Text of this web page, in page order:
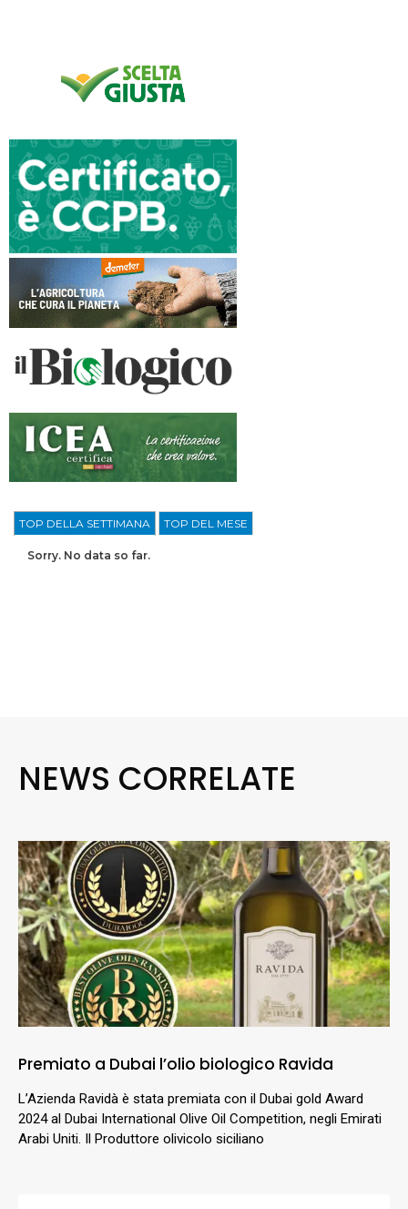
TOP DELLA SETTIMANA TOP DEL MESE
Sorry. No data so far.
NEWS CORRELATE
Premiato a Dubai l’olio biologico Ravida
L’Azienda Ravidà è stata premiata con il Dubai gold Award
2024 al Dubai International Olive Oil Competition, negli Emirati
Arabi Uniti. Il Produttore olivicolo siciliano